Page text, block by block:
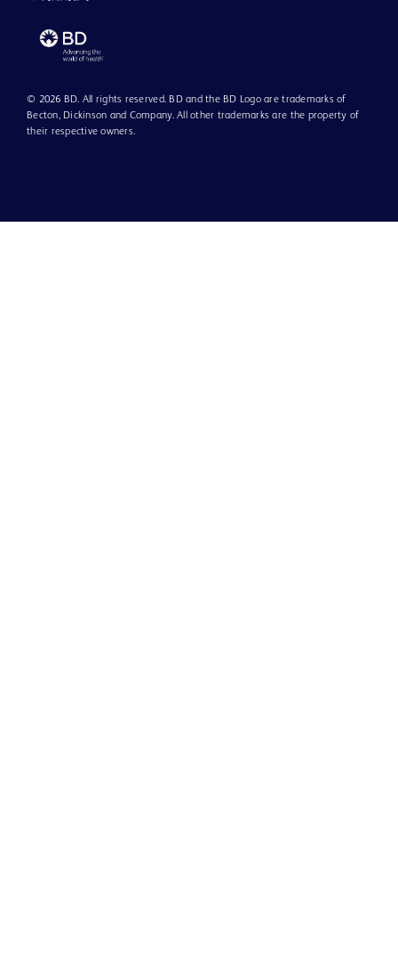
© 2026 BD. All rights reserved. BD and the BD Logo are trademarks of
Becton, Dickinson and Company. All other trademarks are the property of
their respective owners.